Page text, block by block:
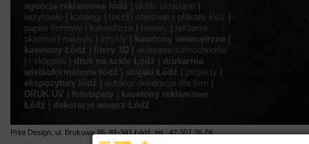
agencja reklamowa łódź ulotki składane
wizytówki
katalogi teczki ofertowe plakaty łódź
papier firmowy
kalendarze banery
reklama
okienna
naklejki szyldy kasetony wewnętrzne
kasetony Łódź
litery 3D
oklejanie samochodów
i sklepów druk na szkle Łódź
drukarnia
wielkoformatowa łódź
stojaki Łódź projekty
ekspozytory łódź
outdoor dekoracje dla firm
DRUK UV
fototapety
kasetony reklamowe
Łódź
dekoracje wnętrz Łódź
Print Design ul. Brukowa 26 91-341 Łódź tel.: 42 307 26 78